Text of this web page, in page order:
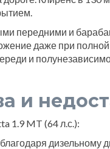
передними и
даже при
и
и
1.9 MT (64 л.с.):
дизельному